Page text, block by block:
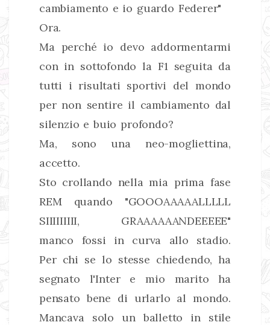
cambiamento e io guardo Federer"
Ora.
Ma perché io devo addormentarmi
con in sottofondo la F1 seguita da
tutti i risultati sportivi del mondo
per non sentire il cambiamento dal
silenzio e buio profondo?
Ma, sono una neo-mogliettina,
accetto.
Sto crollando nella mia prima fase
REM quando "GOOOAAAAALLLLL
SIIIIIIIII, GRAAAAAANDEEEEE"
manco fossi in curva allo stadio.
Per chi se lo stesse chiedendo, ha
segnato l'Inter e mio marito ha
pensato bene di urlarlo al mondo.
Mancava solo un balletto in stile